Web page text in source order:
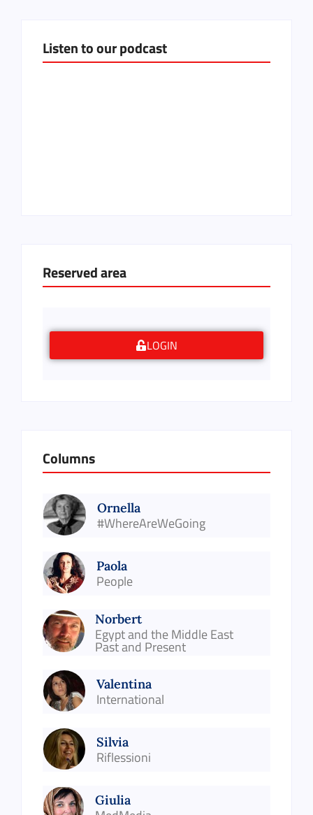
Listen to our podcast
Reserved area
LOGIN
Columns
Ornella
#WhereAreWeGoing
Paola
People
Norbert
Egypt and the Middle East
Past and Present
Valentina
International
Silvia
Riflessioni
Giulia